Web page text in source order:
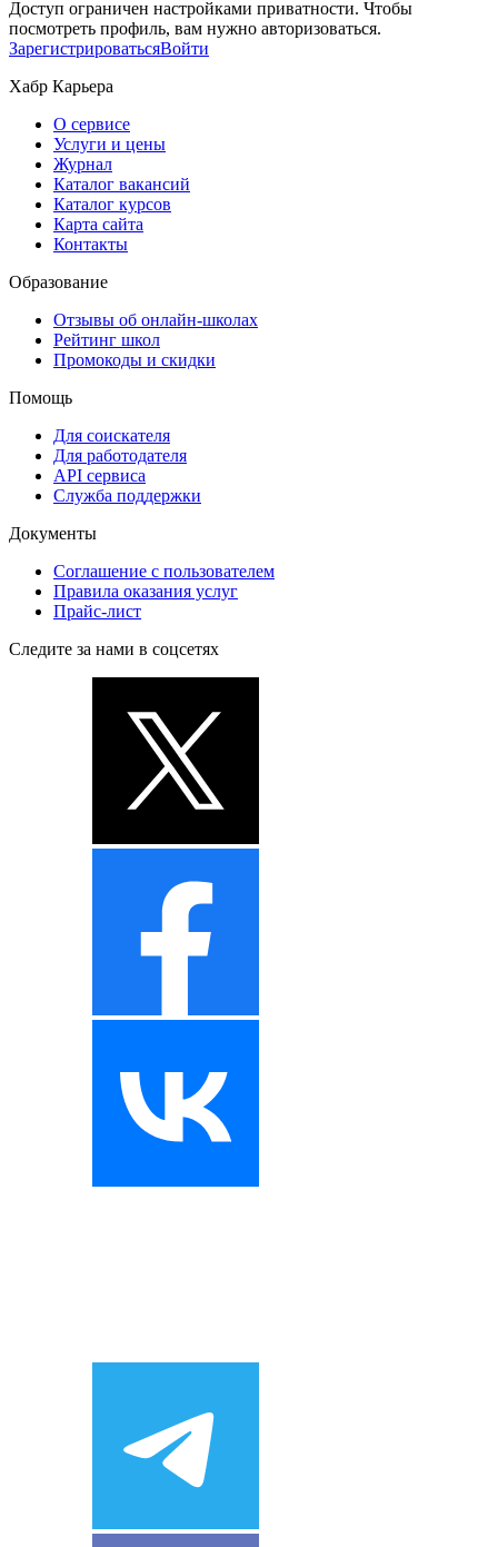
Доступ ограничен настройками приватности. Чтобы
посмотреть профиль, вам нужно авторизоваться.
ЗарегистрироватьсяВойти
Хабр Карьера
О сервисе
Услуги и цены
Журнал
Каталог вакансий
Каталог курсов
Карта сайта
Контакты
Образование
Отзывы об онлайн-школах
Рейтинг школ
Промокоды и скидки
Помощь
Для соискателя
Для работодателя
API сервиса
Служба поддержки
Документы
Соглашение с пользователем
Правила оказания услуг
Прайс-лист
Следите за нами в соцсетях